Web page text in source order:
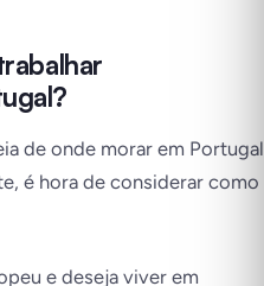
de onde morar em Portugal
é hora de considerar como
e deseja viver em